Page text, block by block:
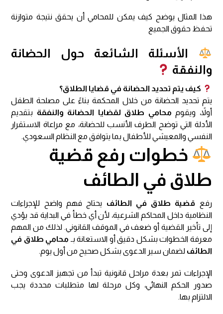
هذا المثال يوضح كيف يمكن للمحامي أن يحقق نتيجة متوازنة
تحفظ حقوق الجميع
الأسئلة الشائعة حول الحضانة
والنفقة
كيف يتم تحديد الحضانة في قضايا الطلاق؟
يتم تحديد الحضانة من خلال المحكمة بناءً على مصلحة الطفل
أولاً، ويقوم محامي طلاق لقضايا الحضانة والنفقة بتقديم
الأدلة التي توضح الطرف الأنسب للحضانة، مع مراعاة الاستقرار
النفسي والمعيشي للأطفال بما يتوافق مع النظام السعودي.
خطوات رفع قضية
طلاق في الطائف
رفع قضية طلاق في الطائف يحتاج فهم واضح للإجراءات
النظامية داخل المحاكم الشرعية، لأن أي خطأ في البداية قد يؤدي
إلى تأخير القضية أو ضعف في الموقف القانوني. لذلك من المهم
معرفة الخطوات بشكل دقيق أو الاستعانة بـ محامي طلاق في
الطائف لضمان سير الدعوى بشكل صحيح من أول يوم.
الإجراءات تمر بعدة مراحل قانونية تبدأ من تجهيز الدعوى وحتى
صدور الحكم النهائي، وكل مرحلة لها متطلبات محددة يجب
الالتزام بها.